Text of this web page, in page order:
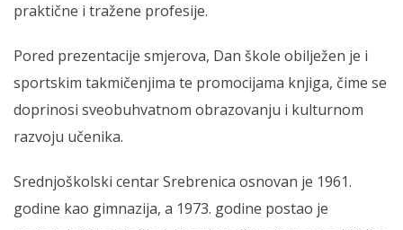
praktične i tražene profesije.
Pored prezentacije smjerova, Dan škole obilježen je i
sportskim takmičenjima te promocijama knjiga, čime se
doprinosi sveobuhvatnom obrazovanju i kulturnom
razvoju učenika.
Srednjoškolski centar Srebrenica osnovan je 1961.
godine kao gimnazija, a 1973. godine postao je